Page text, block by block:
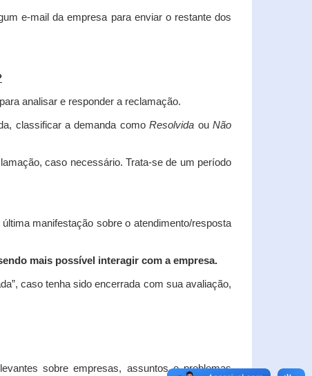
e-mail da empresa para enviar o restante dos
para analisar e responder a reclamação.
classificar a demanda comoResolvida ouNão
caso necessário. Trata-se de um período
manifestação sobre o atendimento/resposta
mais possível interagir com a empresa.
caso tenha sido encerrada com sua avaliação,
sobre empresas, assuntos e problemas